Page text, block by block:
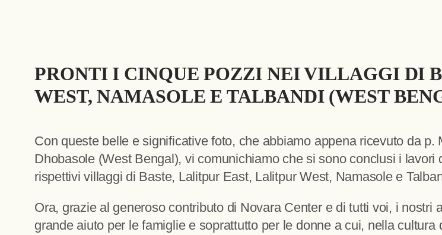
PRONTI I CINQUE POZZI NEI VILLAGGI DI
WEST, NAMASOLE E TALBANDI (WEST
Con queste belle e significative foto, che abbiamo appena ricevuto da
Dhobasole (West Bengal), vi comunichiamo che si sono conclusi i
rispettivi villaggi di Baste, Lalitpur East, Lalitpur West, Namasole e
Ora, grazie al generoso contributo di Novara Center e di tutti voi, i
grande aiuto per le famiglie e soprattutto per le donne a cui, nella